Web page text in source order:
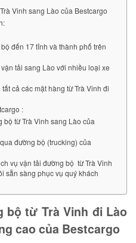
Vinh sang Lào của Bestcargo
đến 17 tỉnh và thành phố trên
tải sang Lào với nhiều loại xe
cả các mặt hàng từ Trà Vinh đi
:
từ Trà Vinh sang Lào của
đường bộ (trucking) của
vụ vận tải đường bộ từ Trà Vinh
sẵn sàng phục vụ quý khách
bộ từ Trà Vinh đi Lào
cao của Bestcargo